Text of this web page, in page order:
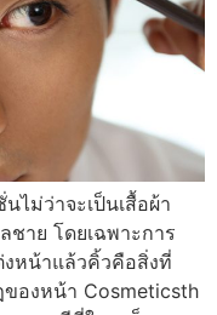
ไม่ว่าจะเป็นเสื้อผ้า
าย โดยเฉพาะการ
งหน้าแล้วคิ้วคือสิ่งที่
ของหน้า Cosmeticsth